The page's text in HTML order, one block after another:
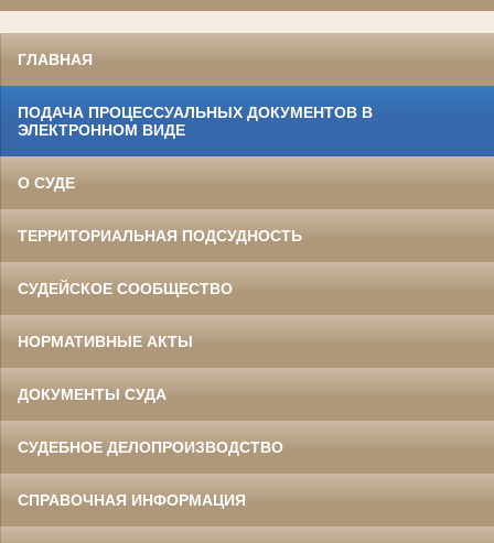
ГЛАВНАЯ
ПОДАЧА ПРОЦЕССУАЛЬНЫХ ДОКУМЕНТОВ В
ЭЛЕКТРОННОМ ВИДЕ
О СУДЕ
ТЕРРИТОРИАЛЬНАЯ ПОДСУДНОСТЬ
СУДЕЙСКОЕ СООБЩЕСТВО
НОРМАТИВНЫЕ АКТЫ
ДОКУМЕНТЫ СУДА
СУДЕБНОЕ ДЕЛОПРОИЗВОДСТВО
СПРАВОЧНАЯ ИНФОРМАЦИЯ